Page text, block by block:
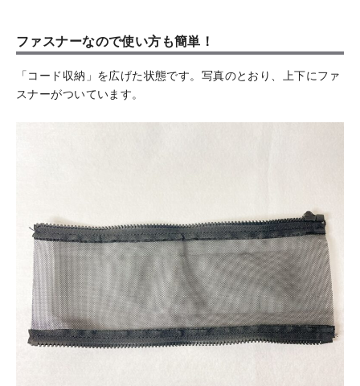
ファスナーなので使い方も簡単！
「コード収納」を広げた状態です。写真のとおり、上下にファ
スナーがついています。